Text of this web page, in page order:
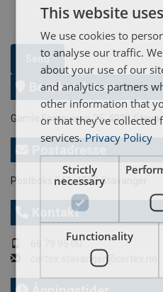
Send
Besøksadresse
Gamle Forusveien 25, 4031
Postboks 340, 4033 Stavanger
Kontakt
66 79 95 00
certex.stavanger@certex.no
This website
We use cookies to
to analyse our traffic.
about your use of our
and analytics partners
other information that
or that they’ve
services. Privacy Policy
Strictly
necessary
Functionality